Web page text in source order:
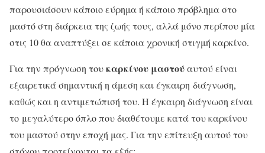
παρουσιάσουν κάποιο εύρημα ή κάποιο πρόβλημα στο
μαστό στη διάρκεια της ζωής τους, αλλά μόνο περίπου μία
στις 10 θα αναπτύξει σε κάποια χρονική στιγμή καρκίνο.
Για την πρόγνωση τουκαρκίνου μαστούαυτού είναι
εξαιρετικά σημαντική η άμεση και έγκαιρη διάγνωση,
καθώς και η αντιμετώπισή του. H έγκαιρη διάγνωση είναι
το μεγαλύτερο όπλο που διαθέτουμε κατά του καρκίνου
του μαστού στην εποχή μας. Για την επίτευξη αυτού του